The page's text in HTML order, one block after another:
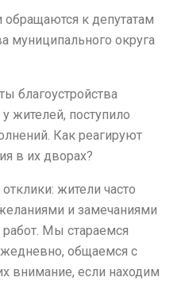
к депутатам
муниципального округа
благоустройства
жителей, поступило
Как реагируют
в их дворах?
жители часто
и замечаниями
Мы стараемся
общаемся с
внимание, если находим